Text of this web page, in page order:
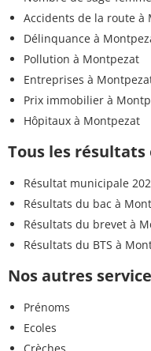
Accidents de la route à
Délinquance à
Pollution à Montpezat
Entreprises à
Prix immobilier à
Hôpitaux à Montpezat
Tous les
Résultat municipale
Résultats du bac à
Résultats du brevet à
Résultats du BTS à
Nos autres
Prénoms
Ecoles
Crèches